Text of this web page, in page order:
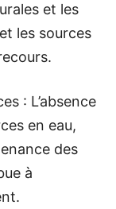
et les
les sources
: L’absence
en eau,
des
à